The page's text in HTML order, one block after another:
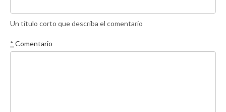
Un título corto que describa el comentario
* Comentario